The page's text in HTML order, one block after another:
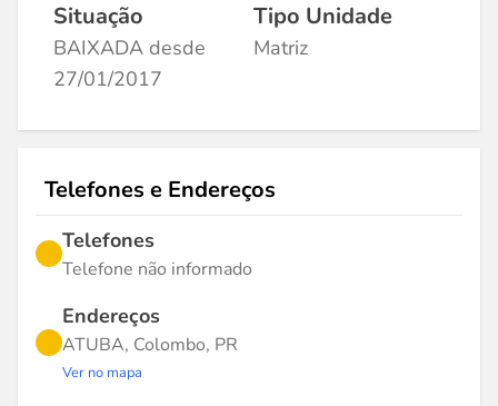
Situação
BAIXADA desde
27/01/2017
Tipo Unidade
Matriz
Telefones e Endereços
Telefones
Telefone não informado
Endereços
ATUBA, Colombo, PR
Ver no mapa